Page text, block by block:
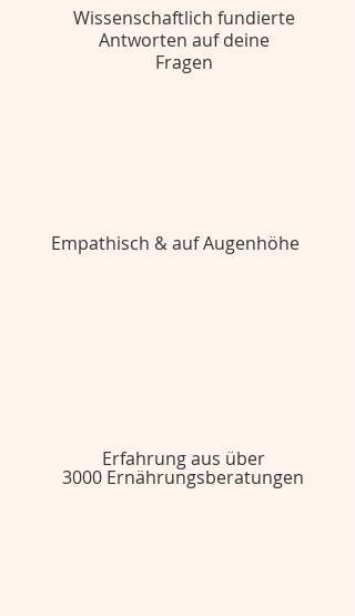
Wissenschaftlich fundierte
Antworten auf deine
Fragen
Empathisch & auf Augenhöhe
Erfahrung aus über
3000 Ernährungsberatungen